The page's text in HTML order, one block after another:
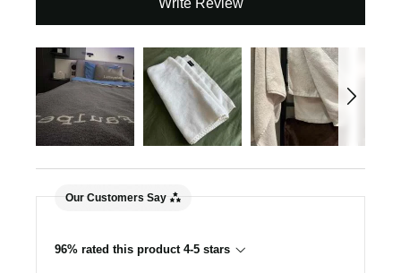
Write Review
Our Customers Say
96% rated this product 4-5 stars